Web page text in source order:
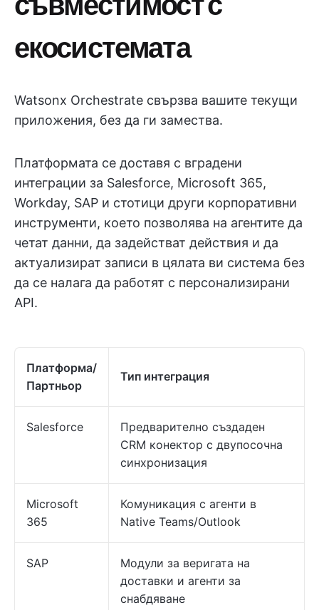
екосистемата
Watsonx Orchestrate свързва вашите текущи
приложения, без да ги замества.
Платформата се доставя с вградени
интеграции за Salesforce, Microsoft 365,
Workday, SAP и стотици други корпоративни
инструменти, което позволява на агентите да
четат данни, да задействат действия и да
актуализират записи в цялата ви система без
да се налага да работят с персонализирани
API.
Платформа/
Партньор
Тип интеграция
Salesforce
Предварително създаден
CRM конектор с двупосочна
синхронизация
Microsoft
365
Комуникация с агенти в
Native Teams/Outlook
SAP
Модули за веригата на
доставки и агенти за
снабдяване